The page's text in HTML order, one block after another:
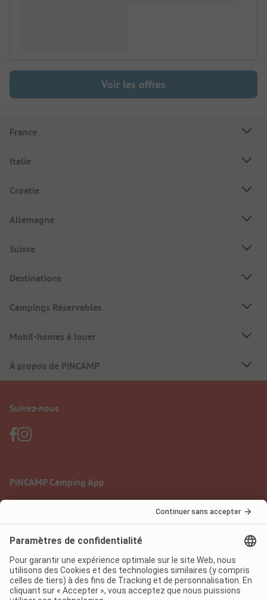
Voir les offres
France
Italie
Croatie
Allemagne
Suisse
Destinations
Campings Réservables
Mobil-homes à louer
À propos de PiNCAMP
Suivez-nous
PiNCAMP Camping App
Mentions légales
Protection des données
Conditions d'utilisation